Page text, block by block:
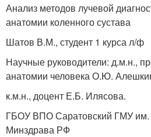
Анализ методов лучевой
анатомии коленного сустава
Шатов В.М., студент 1 курса л/ф
Научные руководители: д.м.н.,
анатомии человека О.Ю.
к.м.н., доцент Е.Б. Илясова.
ГБОУ ВПО Саратовский ГМУ им.
Минздрава РФ